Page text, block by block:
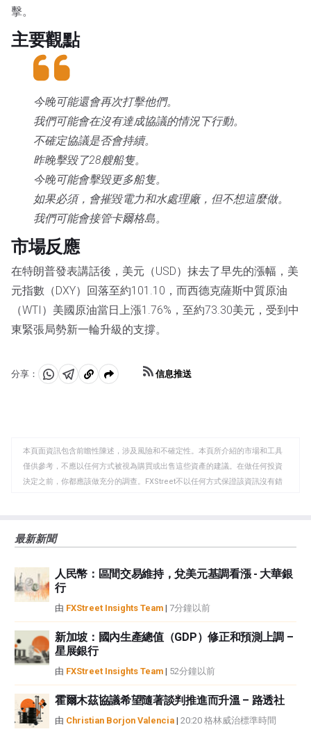
擊。
主要觀點
今晚可能還會再次打擊他們。
我們可能會在沒有達成協議的情況下行動。
不確定協議是否會持續。
昨晚擊毀了28艘船隻。
今晚可能會擊毀更多船隻。
如果必須，會摧毀電力和水處理廠，但不想這麼做。
我們可能會接管卡爾格島。
市場反應
在特朗普發表講話後，美元（USD）抹去了早先的漲幅，美
元指數（DXY）回落至約101.10，而西德克薩斯中質原油
（WTI）美國原油當日上漲1.76%，至約73.30美元，受到中
東緊張局勢新一輪升級的支撐。
分享：
分 分 複
板
信息推送
本頁面資訊包含前瞻性陳述，涉及風險和不確定性。本頁所介紹的市場和工具
僅供參考，不應以任何方式被視為購買或出售這些資產的建議。在做任何投資
決定之前，你都應該做充分的調查。FXStreet不以任何方式保證該資訊沒有錯
觀點，並不代表FXStreet或其廣告商的官方政策或立場。作者不對本頁連結的
如果文章正文中沒有明確提到，在撰寫本文時，作者在本文中提到的任何股票
中都沒有頭寸，也沒有與文中提到的任何公司有業務關係。除了FXStreet，作
者沒有收到撰寫這篇文章的報酬。
性不作任何陳述。FXStreet和作者將不承擔任何錯誤，遺漏或任何損失，傷害
或損害由此資訊及其顯示或使用引起的。錯誤和遺漏除外。本文作者和
FXStreet並非註冊投資顧問，本文內容無意提供任何投資建議。
最新新聞
人民幣：區間交易維持，兌美元基調看漲 - 大華銀
行
由 FXStreet Insights Team | 7分鐘以前
新加坡：國內生產總值（GDP）修正和預測上調 –
星展銀行
由 FXStreet Insights Team | 52分鐘以前
霍爾木茲協議希望隨著談判推進而升溫 – 路透社
由 Christian Borjon Valencia | 20:20 格林威治標準時間